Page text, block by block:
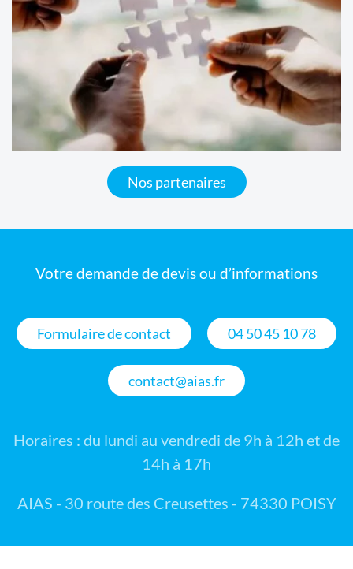
Nos partenaires
Votre demande de devis ou d’informations
Formulaire de contact 04 50 45 10 78
contact@aias.fr
Horaires : du lundi au vendredi de 9h à 12h et de
14h à 17h
AIAS - 30 route des Creusettes - 74330 POISY